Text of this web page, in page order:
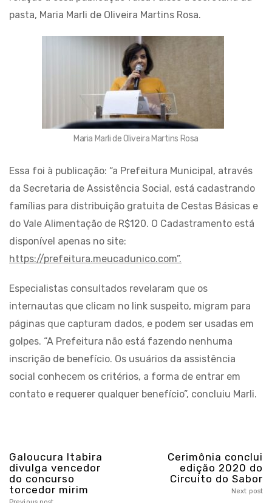
pasta, Maria Marli de Oliveira Martins Rosa.
Maria Marli de Oliveira Martins Rosa
Essa foi à publicação: “a Prefeitura Municipal, através
da Secretaria de Assistência Social, está cadastrando
famílias para distribuição gratuita de Cestas Básicas e
do Vale Alimentação de R$120. O Cadastramento está
disponível apenas no site:
https://prefeitura.meucadunico.com”.
Especialistas consultados revelaram que os
internautas que clicam no link suspeito, migram para
páginas que capturam dados, e podem ser usadas em
golpes. “A Prefeitura não está fazendo nenhuma
inscrição de benefício. Os usuários da assistência
social conhecem os critérios, a forma de entrar em
contato e requerer qualquer benefício”, concluiu Marli.
Galoucura Itabira
divulga vencedor
do concurso
torcedor mirim
Cerimônia conclui
edição 2020 do
Circuito do Sabor
Next post